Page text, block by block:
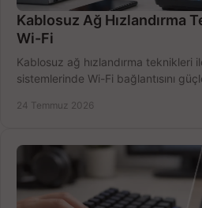
Kablosuz Ağ Hızlandırma
Wi-Fi
Kablosuz ağ hızlandırma teknikleri
sistemlerinde Wi-Fi bağlantısını
24 Temmuz 2026